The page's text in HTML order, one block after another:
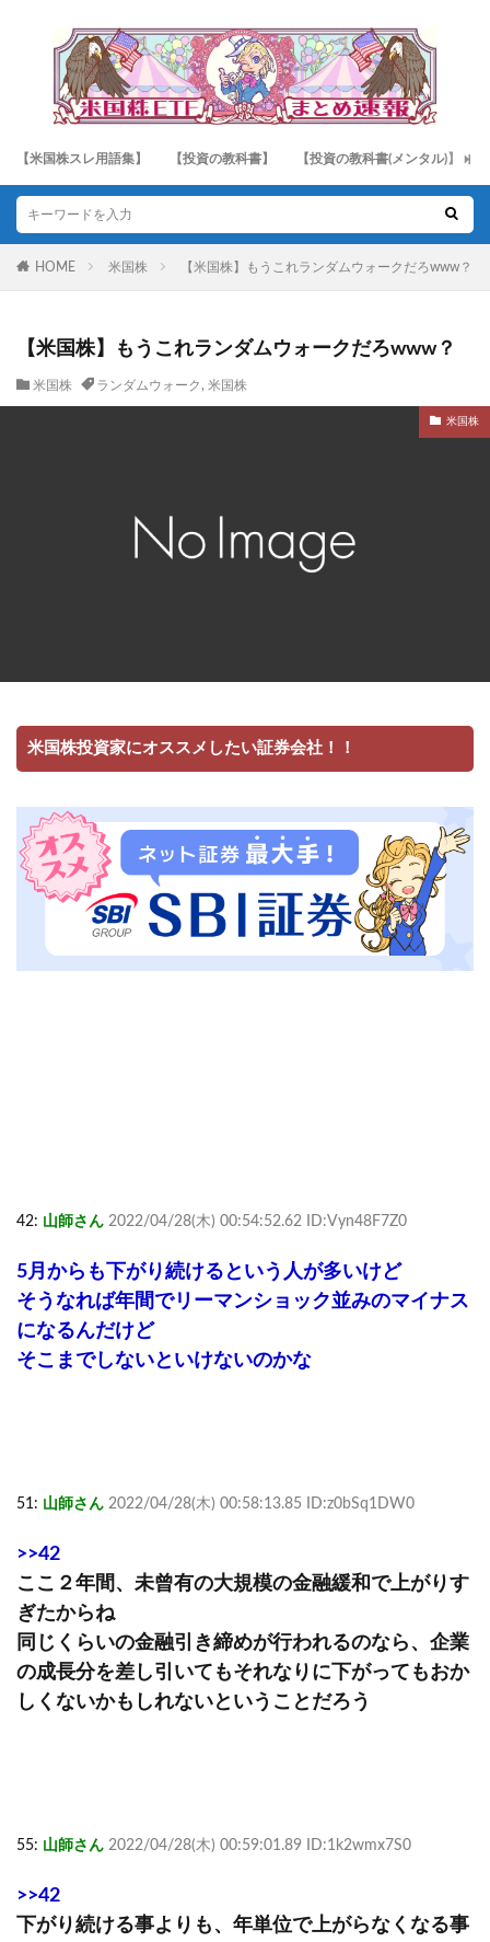
【米国株スレ用語集】 【投資の教科書】 【投資の教科書(メンタル)】
HOME 米国株 【米国株】もうこれランダムウォークだろwww？
【米国株】もうこれランダムウォークだろwww？
米国株 ランダムウォーク , 米国株
米国株
米国株投資家にオススメしたい証券会社！！
42: 山師さん 2022/04/28(木) 00:54:52.62 ID:Vyn48F7Z0
5月からも下がり続けるという人が多いけど
そうなれば年間でリーマンショック並みのマイナス
になるんだけど
そこまでしないといけないのかな
51: 山師さん 2022/04/28(木) 00:58:13.85 ID:z0bSq1DW0
>>42
ここ２年間、未曾有の大規模の金融緩和で上がりす
ぎたからね
同じくらいの金融引き締めが行われるのなら、企業
の成長分を差し引いてもそれなりに下がってもおか
しくないかもしれないということだろう
55: 山師さん 2022/04/28(木) 00:59:01.89 ID:1k2wmx7S0
>>42
下がり続ける事よりも、年単位で上がらなくなる事